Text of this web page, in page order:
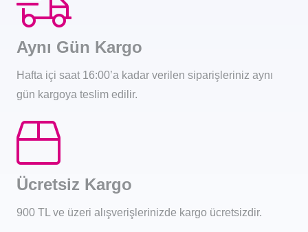
Aynı Gün Kargo
Hafta içi saat 16:00’a kadar verilen siparişleriniz aynı
gün kargoya teslim edilir.
Ücretsiz Kargo
900 TL ve üzeri alışverişlerinizde kargo ücretsizdir.